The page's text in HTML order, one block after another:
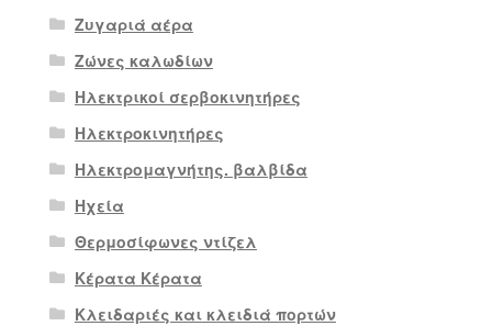
Ζυγαριά αέρα
Ζώνες καλωδίων
Ηλεκτρικοί σερβοκινητήρες
Ηλεκτροκινητήρες
Ηλεκτρομαγνήτης. βαλβίδα
Ηχεία
Θερμοσίφωνες ντίζελ
Κέρατα Κέρατα
Κλειδαριές και κλειδιά πορτών